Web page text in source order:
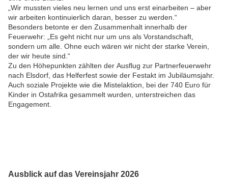
„Wir mussten vieles neu lernen und uns erst einarbeiten – aber
wir arbeiten kontinuierlich daran, besser zu werden.“
Besonders betonte er den Zusammenhalt innerhalb der
Feuerwehr: „Es geht nicht nur um uns als Vorstandschaft,
sondern um alle. Ohne euch wären wir nicht der starke Verein,
der wir heute sind.“
Zu den Höhepunkten zählten der Ausflug zur Partnerfeuerwehr
nach Elsdorf, das Helferfest sowie der Festakt im Jubiläumsjahr.
Auch soziale Projekte wie die Mistelaktion, bei der 740 Euro für
Kinder in Ostafrika gesammelt wurden, unterstreichen das
Engagement.
Ausblick auf das Vereinsjahr 2026